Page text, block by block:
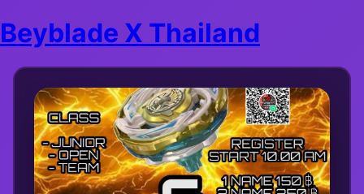
Beyblade X Thailand